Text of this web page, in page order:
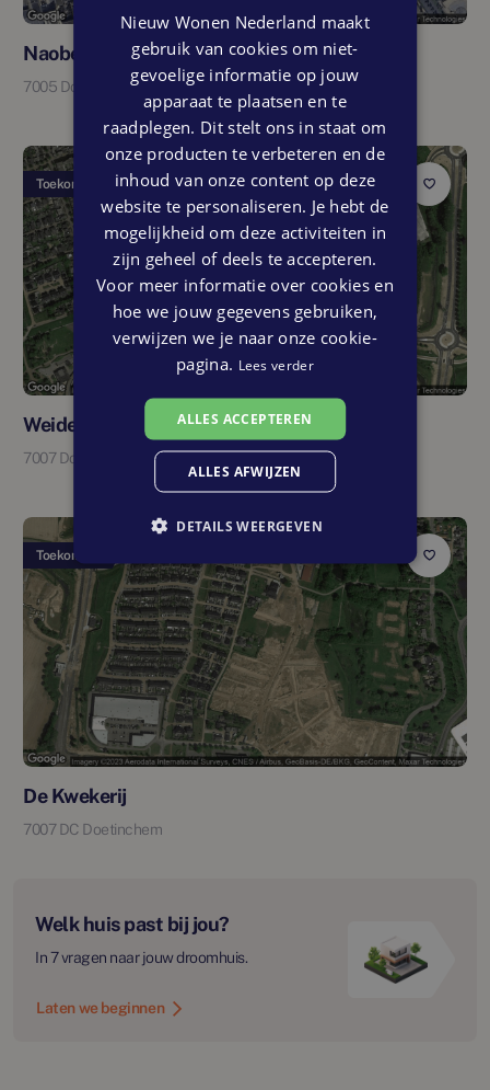
Naoberhoek
7005 Doetinchem
Toekomstig
WeideWald
7007 Doetinchem
Toekomstig
De Kwekerij
7007 DC Doetinchem
Welk huis past bij jou?
In 7 vragen naar jouw droomhuis.
Laten we beginnen
Nieuw Wonen Nederland maakt
gebruik van cookies om niet-
gevoelige informatie op jouw
apparaat te plaatsen en te
raadplegen. Dit stelt ons in staat om
onze producten te verbeteren en de
inhoud van onze content op deze
website te personaliseren. Je hebt de
mogelijkheid om deze activiteiten in
zijn geheel of deels te accepteren.
Voor meer informatie over cookies en
hoe we jouw gegevens gebruiken,
verwijzen we je naar onze cookie-
pagina. Lees verder
ALLES ACCEPTEREN
ALLES AFWIJZEN
DETAILS WEERGEVEN